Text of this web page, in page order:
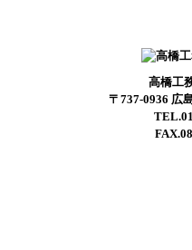
高橋工
〒737-0936 広